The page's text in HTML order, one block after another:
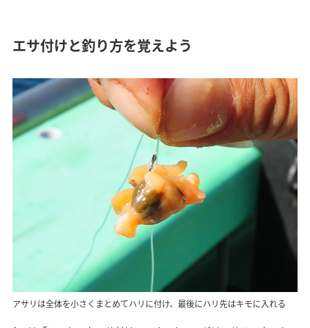
エサ付けと釣り方を覚えよう
アサリは全体を小さくまとめてハリに付け、最後にハリ先はキモに入れる